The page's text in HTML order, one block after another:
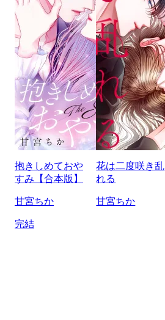
抱きしめておや
すみ【合本版】
甘宮ちか
完結
花は二度咲き乱
れる
甘宮ちか